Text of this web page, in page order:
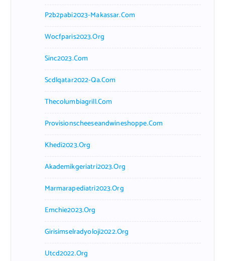
P2b2pabi2023-Makassar.com
Wocfparis2023.org
Sinc2023.com
Scdlqatar2022-Qa.com
Thecolumbiagrill.com
Provisionscheeseandwineshoppe.com
Khedi2023.org
Akademikgeriatri2023.org
Marmarapediatri2023.org
Emchie2023.org
Girisimselradyoloji2022.org
Utcd2022.org